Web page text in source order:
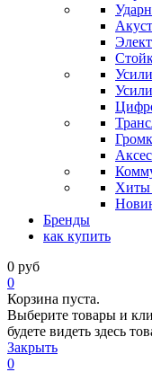
Хиты
Бренды
как купить
0 руб
0
Корзина пуста.
Выберите товары и
будете видеть здесь
Закрыть
0